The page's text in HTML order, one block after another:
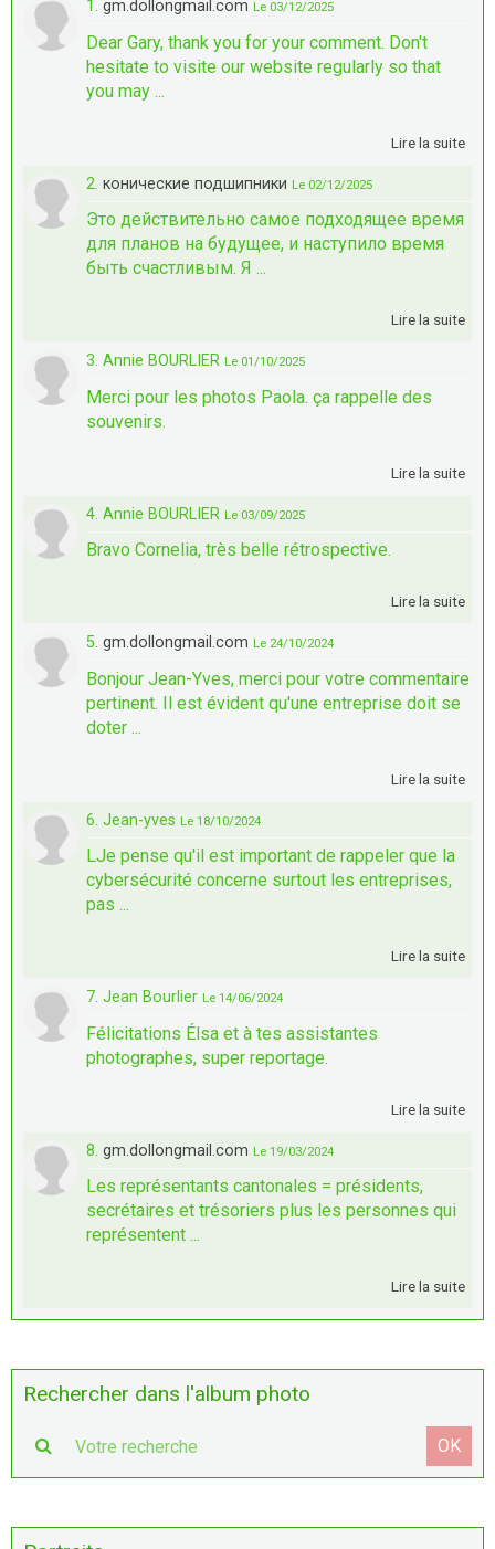
1. gm.dollongmail.com Le 03/12/2025
Dear Gary, thank you for your comment. Don't
hesitate to visite our website regularly so that
you may ...
Lire la suite
2. конические подшипники Le 02/12/2025
Это действительно самое подходящее время
для планов на будущее, и наступило время
быть счастливым. Я ...
Lire la suite
3. Annie BOURLIER Le 01/10/2025
Merci pour les photos Paola. ça rappelle des
souvenirs.
Lire la suite
4. Annie BOURLIER Le 03/09/2025
Bravo Cornelia, très belle rétrospective.
Lire la suite
5. gm.dollongmail.com Le 24/10/2024
Bonjour Jean-Yves, merci pour votre commentaire
pertinent. Il est évident qu'une entreprise doit se
doter ...
Lire la suite
6. Jean-yves Le 18/10/2024
LJe pense qu'il est important de rappeler que la
cybersécurité concerne surtout les entreprises,
pas ...
Lire la suite
7. Jean Bourlier Le 14/06/2024
Félicitations Élsa et à tes assistantes
photographes, super reportage.
Lire la suite
8. gm.dollongmail.com Le 19/03/2024
Les représentants cantonales = présidents,
secrétaires et trésoriers plus les personnes qui
représentent ...
Lire la suite
Rechercher dans l'album photo
OK